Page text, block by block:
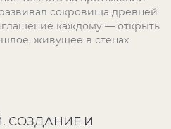
сокровища древней
каждому — открыть
живущее в стенах
СОЗДАНИЕ И